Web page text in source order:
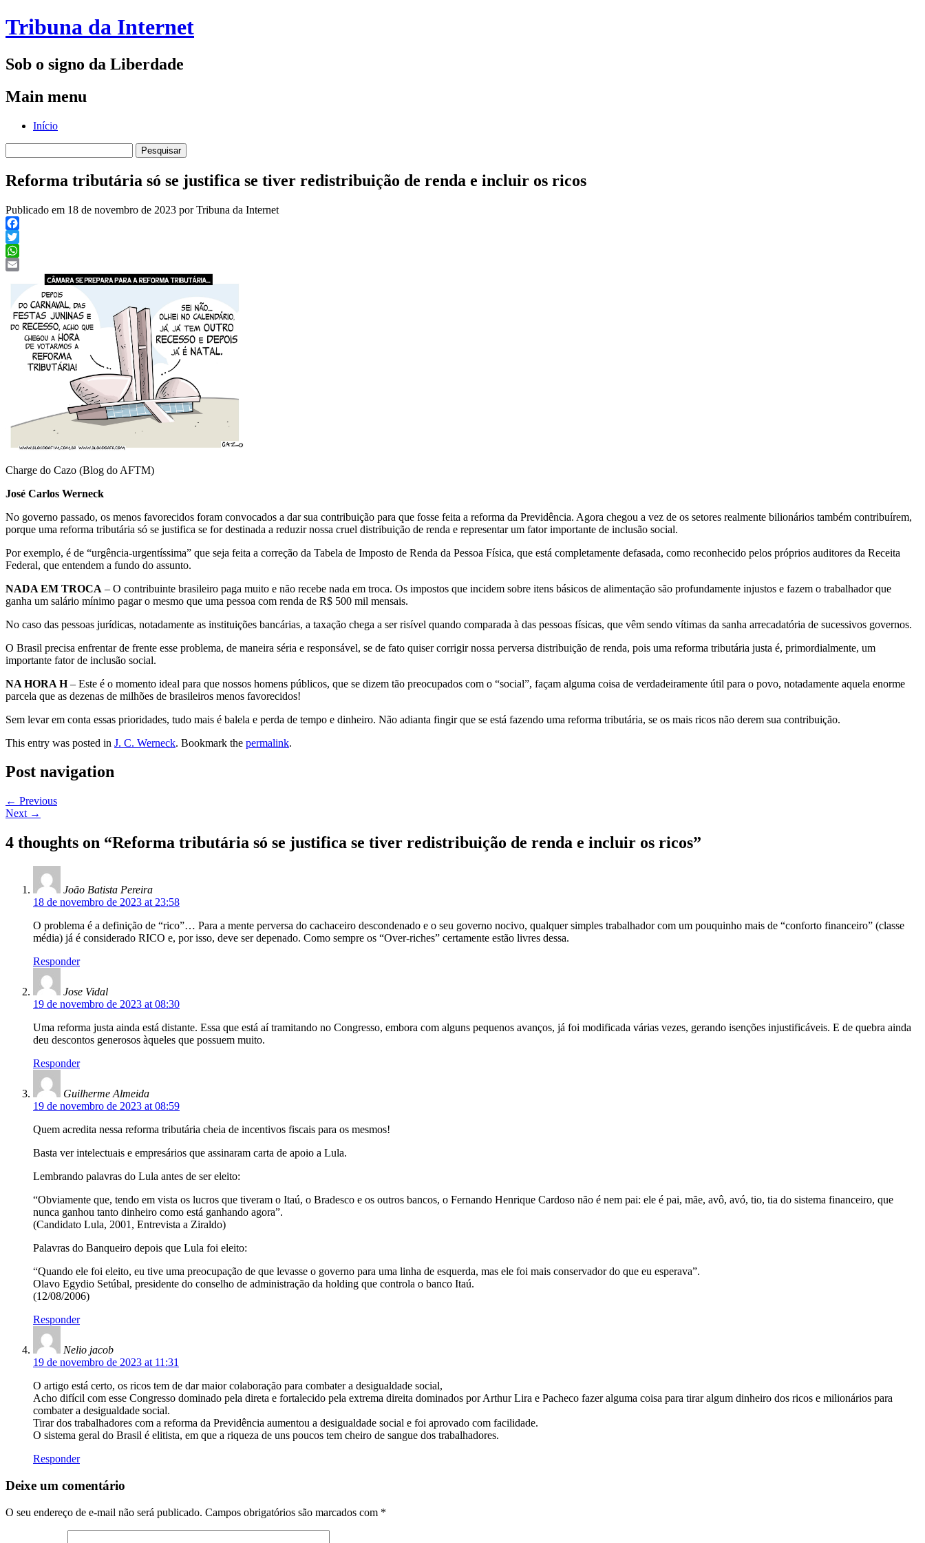
Tribuna da Internet
Sob o signo da Liberdade
Main menu
Skip
Início
por:
Reforma tributária só se justifica se tiver redistribuição de renda e incluir os ricos
Publicado em 18 de novembro de 2023 por Tribuna da Internet
Facebook
Twitter
WhatsApp
Charge do Cazo (Blog do AFTM)
José Carlos Werneck
No governo passado, os menos favorecidos foram convocados a dar sua contribuição para que fosse feita a reforma da Previdência. Agora chegou a vez de os setores realmente bilionários também contribuírem,
porque uma reforma tributária só se justifica se for destinada a reduzir nossa cruel distribuição de renda e representar um fator importante de inclusão social.
Por exemplo, é de “urgência-urgentíssima” que seja feita a correção da Tabela de Imposto de Renda da Pessoa Física, que está completamente defasada, como reconhecido pelos próprios auditores da Receita
Federal, que entendem a fundo do assunto.
NADA EM TROCA – O contribuinte brasileiro paga muito e não recebe nada em troca. Os impostos que incidem sobre itens básicos de alimentação são profundamente injustos e fazem o trabalhador que
ganha um salário mínimo pagar o mesmo que uma pessoa com renda de R$ 500 mil mensais.
No caso das pessoas jurídicas, notadamente as instituições bancárias, a taxação chega a ser risível quando comparada à das pessoas físicas, que vêm sendo vítimas da sanha arrecadatória de sucessivos governos.
O Brasil precisa enfrentar de frente esse problema, de maneira séria e responsável, se de fato quiser corrigir nossa perversa distribuição de renda, pois uma reforma tributária justa é, primordialmente, um
importante fator de inclusão social.
NA HORA H– Este é o momento ideal para que nossos homens públicos, que se dizem tão preocupados com o “social”, façam alguma coisa de verdadeiramente útil para o povo, notadamente aquela enorme
parcela que as dezenas de milhões de brasileiros menos favorecidos!
Sem levar em conta essas prioridades, tudo mais é balela e perda de tempo e dinheiro. Não adianta fingir que se está fazendo uma reforma tributária, se os mais ricos não derem sua contribuição.
This entry was posted in J. C. Werneck. Bookmark the permalink.
Post navigation
← Previous
Next →
4 thoughts on “Reforma tributária só se justifica se tiver redistribuição de renda e incluir os ricos”
João Batista Pereira
18 de novembro de 2023 at 23:58
O problema é a definição de “rico”… Para a mente perversa do cachaceiro descondenado e o seu governo nocivo, qualquer simples trabalhador com um pouquinho mais de “conforto financeiro” (classe
média) já é considerado RICO e, por isso, deve ser depenado. Como sempre os “Over-riches” certamente estão livres dessa.
Responder
Jose Vidal
19 de novembro de 2023 at 08:30
Uma reforma justa ainda está distante. Essa que está aí tramitando no Congresso, embora com alguns pequenos avanços, já foi modificada várias vezes, gerando isenções injustificáveis. E de quebra ainda
deu descontos generosos àqueles que possuem muito.
Responder
Guilherme Almeida
19 de novembro de 2023 at 08:59
Quem acredita nessa reforma tributária cheia de incentivos fiscais para os mesmos!
Basta ver intelectuais e empresários que assinaram carta de apoio a Lula.
Lembrando palavras do Lula antes de ser eleito:
“Obviamente que, tendo em vista os lucros que tiveram o Itaú, o Bradesco e os outros bancos, o Fernando Henrique Cardoso não é nem pai: ele é pai, mãe, avô, avó, tio, tia do sistema financeiro, que
nunca ganhou tanto dinheiro como está ganhando agora”.
(Candidato Lula, 2001, Entrevista a Ziraldo)
Palavras do Banqueiro depois que Lula foi eleito:
“Quando ele foi eleito, eu tive uma preocupação de que levasse o governo para uma linha de esquerda, mas ele foi mais conservador do que eu esperava”.
Olavo Egydio Setúbal, presidente do conselho de administração da holding que controla o banco Itaú.
(12/08/2006)
Responder
Nelio jacob
19 de novembro de 2023 at 11:31
O artigo está certo, os ricos tem de dar maior colaboração para combater a desigualdade social,
Acho difícil com esse Congresso dominado pela direta e fortalecido pela extrema direita dominados por Arthur Lira e Pacheco fazer alguma coisa para tirar algum dinheiro dos ricos e milionários para
combater a desigualdade social.
Tirar dos trabalhadores com a reforma da Previdência aumentou a desigualdade social e foi aprovado com facilidade.
O sistema geral do Brasil é elitista, em que a riqueza de uns poucos tem cheiro de sangue dos trabalhadores.
Responder
Deixe um comentário
O seu endereço de e-mail não será publicado. Campos obrigatórios são marcados com *